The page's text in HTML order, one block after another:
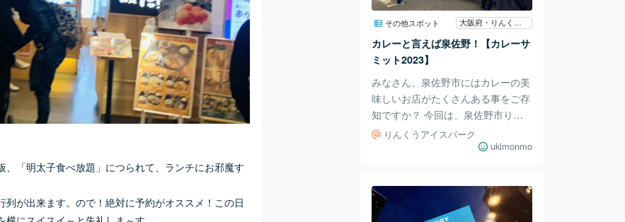
、「明太子食べ放題」につられて、ランチにお邪魔す
が出来ます。ので！絶対に予約がオススメ！この日
桜並木を見ることができます。 住
所で言うと、大阪府茨木市西河原2
丁目1-37あたり。 安威川沿いでは
桜
その他スポット 大阪府・りんくうアイスパーク
カレーと言えば泉佐野！【カレーサ
ミット2023】
みなさん、泉佐野市にはカレーの美
味しいお店がたくさんある事をご存
知ですか？ 今回は、泉佐野市りん
くうアイスパークで開催された【カ
レーサミット 2023】に行ってきた
野！」をさらに盛り上げていこうと
開催されたこのイベント。 地元の
りんくうアイスパーク
ukimonmo